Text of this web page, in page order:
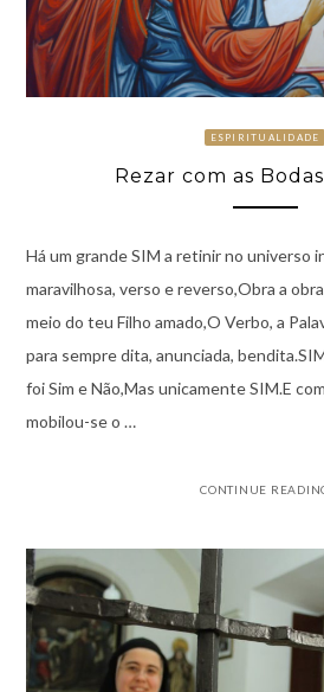
ESPIRITUALIDADE
Rezar com as
Há um grande SIM a retinir no universo
maravilhosa, verso e reverso,Obra a
meio do teu Filho amado,O Verbo, a
para sempre dita, anunciada,
foi Sim e Não,Mas unicamente SIM.E
mobilou-se o …
CONTINUE